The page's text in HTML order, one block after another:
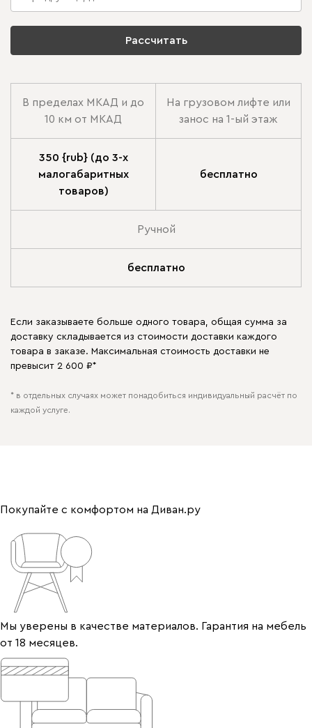
Рассчитать
В пределах МКАД и до
10 км от МКАД
На грузовом лифте или
занос на 1-ый этаж
350 {rub} (до 3-х
малогабаритных
товаров)
бесплатно
Ручной
бесплатно
Если заказываете больше одного товара, общая сумма за
доставку складывается из стоимости доставки каждого
товара в заказе. Максимальная стоимость доставки не
превысит 2 600 ₽*
* в отдельных случаях может понадобиться индивидуальный расчёт по
каждой услуге.
Покупайте с комфортом на Диван.ру
Мы уверены в качестве материалов. Гарантия на мебель
от 18 месяцев.